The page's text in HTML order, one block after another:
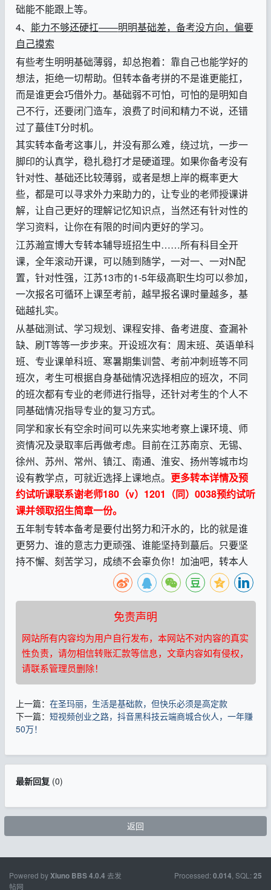
础能不能跟上等。
4、 能力不够还硬扛——明明基础差，备考没方向，偏要
自己摸索
有些考生明明基础薄弱，却总抱着：靠自己也能学好的
想法，拒绝一切帮助。但转本备考拼的不是谁更能扛，
而是谁更会巧借外力。基础弱不可怕，可怕的是明知自
己不行，还要闭门造车，浪费了时间和精力不说，还错
过了蕞佳T分时机。
其实转本备考这事儿，并没有那么难，绕过坑，一步一
脚印的认真学，稳扎稳打才是硬道理。如果你备考没有
针对性、基础还比较薄弱，或者是想上岸的概率更大
些，都是可以寻求外力来助力的，让专业的老师授课讲
解，让自己更好的理解记忆知识点，当然还有针对性的
学习资料，让你在有限的时间内更好的学习。
江苏瀚宣博大专转本辅导班招生中……所有科目全开
课，全年滚动开课，可以随到随学，一对一、一对N配
置，针对性强，江苏13市的1-5年级高职生均可以参加，
一次报名可循环上课至考前，越早报名课时量越多，基
础越扎实。
从基础测试、学习规划、课程安排、备考进度、查漏补
缺、刷T等等一步步来。开设班次有：周末班、英语单科
班、专业课单科班、寒暑期集训营、考前冲刺班等不同
班次，考生可根据自身基础情况选择相应的班次，不同
的班次都有专业的老师进行指导，还针对考生的个人不
同基础情况指导专业的复习方式。
同学和家长有空余时间可以先来实地考察上课环境、师
资情况及录取率后再做考虑。目前在江苏南京、无锡、
徐州、苏州、常州、镇江、南通、淮安、扬州等城市均
设有教学点，可就近选择上课地点。 更多转本详情及预
约试听课联系谢老师180（v）1201（同）0038预约试听
课并领取招生简章一份。
五年制专转本备考是要付出努力和汗水的，比的就是谁
更努力、谁的意志力更顽强、谁能坚持到蕞后。只要坚
持不懈、刻苦学习，成绩不会辜负你！加油吧，转本人
免责声明
网站所有内容均为用户自行发布，本网站不对内容的真实
性负责，请勿相信转账汇款等信息，文章内容如有侵权，
请联系管理员删除！
上一篇： 在圣玛丽，生活是基础款，但快乐必须是高定款
下一篇： 短视频创业之路，抖音黑科技云端商城合伙人，一年赚
50万！
最新回复(0)
返回
Powered byXiuno BBS4.0.4 去发
帖网
Processed: 0.014 , SQL: 25